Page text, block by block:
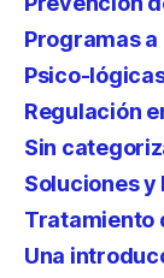
Programas
Psico-
Regulación
Sin
Soluciones y
Tratamiento
Una